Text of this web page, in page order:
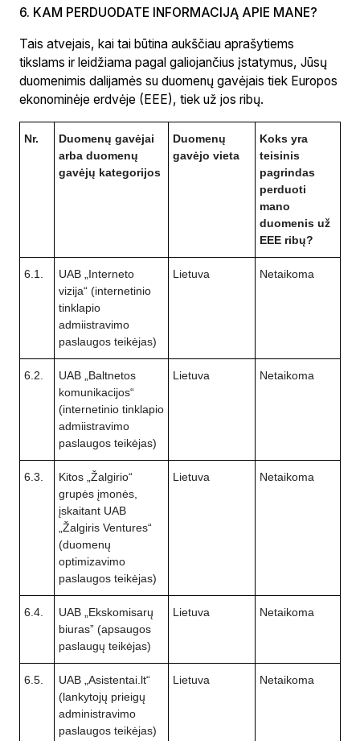
6. KAM PERDUODATE INFORMACIJĄ APIE MANE?
Tais atvejais, kai tai būtina aukščiau aprašytiems
tikslams ir leidžiama pagal galiojančius įstatymus, Jūsų
duomenimis dalijamės su duomenų gavėjais tiek Europos
ekonominėje erdvėje (EEE), tiek už jos ribų.
Nr.
Duomenų gavėjai
arba duomenų
gavėjų kategorijos
Duomenų
gavėjo vieta
Koks yra
teisinis
pagrindas
perduoti
mano
duomenis už
EEE ribų?
6.1.
UAB „Interneto
vizija“ (internetinio
tinklapio
admiistravimo
paslaugos teikėjas)
Lietuva Netaikoma
6.2.
UAB „Baltnetos
komunikacijos“
(internetinio tinklapio
admiistravimo
paslaugos teikėjas)
Lietuva Netaikoma
6.3.
Kitos „Žalgirio“
grupės įmonės,
įskaitant UAB
„Žalgiris Ventures“
(duomenų
optimizavimo
paslaugos teikėjas)
Lietuva Netaikoma
6.4.
UAB „Ekskomisarų
biuras” (apsaugos
paslaugų teikėjas)
Lietuva Netaikoma
6.5.
UAB „Asistentai.lt“
(lankytojų prieigų
administravimo
paslaugos teikėjas)
Lietuva Netaikoma